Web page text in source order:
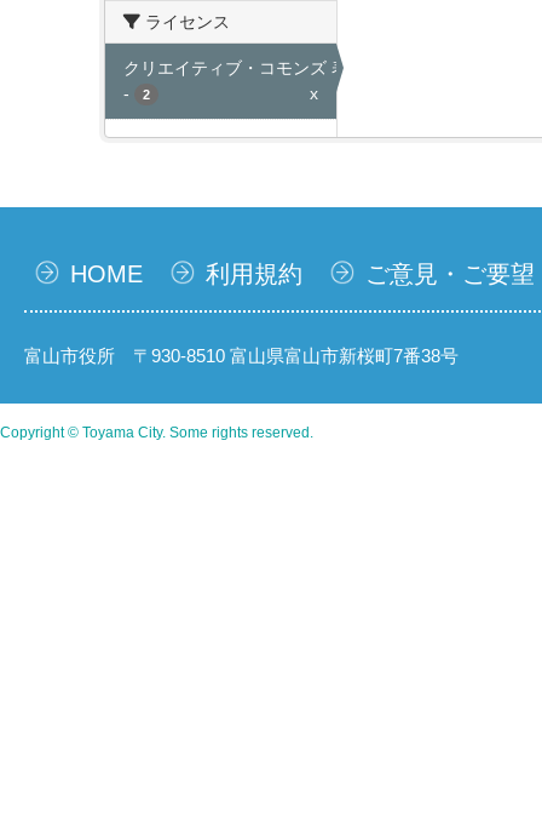
ライセンス
クリエイティブ・コモンズ 表示
-
2 x
HOME 利用規約 ご意見・ご要望
富山市役所 〒930-8510 富山県富山市新桜町7番38号
Copyright © Toyama City. Some rights reserved.